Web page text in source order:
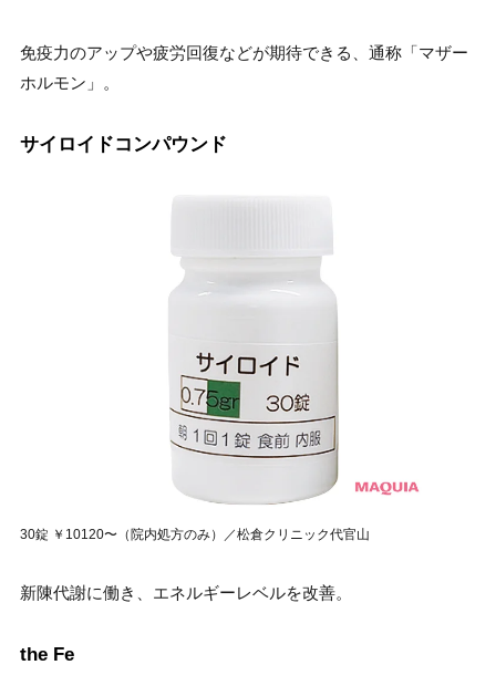
免疫力のアップや疲労回復などが期待できる、通称「マザー
ホルモン」。
サイロイドコンパウンド
30錠 ￥10120〜（院内処方のみ）／松倉クリニック代官山
新陳代謝に働き、エネルギーレベルを改善。
the Fe